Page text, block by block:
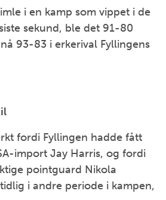
i en kamp som vippet i de
sekund, ble det 91-80
93-83 i erkerival Fyllingens
fordi Fyllingen hadde fått
import Jay Harris, og fordi
pointguard Nikola
i andre periode i kampen,